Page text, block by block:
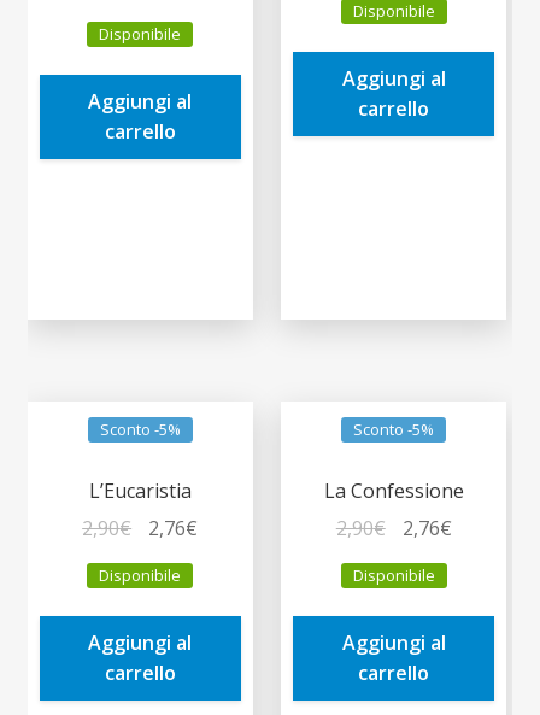
prezzo
originale
era:
12,00€.
è:
Disponibile
Aggiungi al
carrello
originale
era:
14,00€.
è:
Disponibile
Aggiungi al
carrello
Sconto -5%
L’Eucaristia
2,90€
prezzo
originale
era:
2,90€.
2,76€
è:
Disponibile
Aggiungi al
carrello
Sconto -5%
La Confessione
2,90€
prezzo
originale
era:
2,90€.
2,76€Il
è:
Disponibile
Aggiungi al
carrello